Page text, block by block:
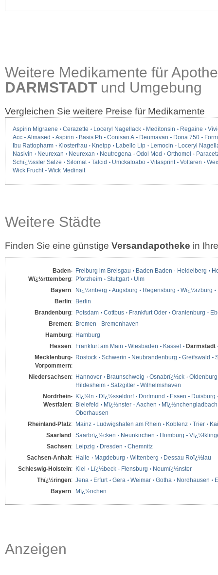
Weitere Medikamente für
DARMSTADT und Umgebung
Vergleichen Sie weitere Preise für Medikamente
Aspirin Migraene Cerazette Loceryl Nagellack Meditonsin Regaine
Acc
Almased Aspirin Basis Ph Conisan A Deumavan Dona 750
Ibu Ratiopharm
Klosterfrau Kneipp Labello Lip Lemocin
Loceryl
Nasivin
Neurexan Neurexan Neutrogena Odol Med Orthomol
Schï¿½ssler Salze
Silomat Talcid Umckaloabo Vitasprint Voltaren
Wick Frucht
Wick Medinait
Weitere Städte
Finden Sie eine günstige Versandapotheke in
Baden-
Wï¿½rttemberg:
Freiburg im Breisgau Baden Baden Heidelberg
Pforzheim
Stuttgart
Ulm
Bayern: Nï¿½rnberg Augsburg Regensburg Wï¿½rzburg
Berlin: Berlin
Brandenburg: Potsdam Cottbus Frankfurt Oder Oranienburg
Bremen: Bremen
Bremenhaven
Hamburg: Hamburg
Hessen: Frankfurt am Main Wiesbaden Kassel
Darmstadt
Mecklenburg-
Vorpommern:
Rostock Schwerin Neubrandenburg Greifswald
Niedersachsen: Hannover Braunschweig Osnabrï¿½ck
Oldenburg
Hildesheim
Salzgitter
Wilhelmshaven
Nordrhein-
Westfalen:
Kï¿½ln Dï¿½sseldorf Dortmund Essen
Duisburg
Bielefeld
Mï¿½nster Aachen
Mï¿½nchengladbach
Oberhausen
Rheinland-Pfalz: Mainz Ludwigshafen am Rhein Koblenz Trier
Saarland: Saarbrï¿½cken Neunkirchen Homburg
Sachsen: Leipzig Dresden
Chemnitz
Sachsen-Anhalt: Halle Magdeburg Wittenberg
Dessau Roï¿½lau
Schleswig-Holstein: Kiel Lï¿½beck Flensburg
Neumï¿½nster
Thï¿½ringen: Jena Erfurt Gera Weimar Gotha Nordhausen
Bayern: Mï¿½nchen
Anzeigen